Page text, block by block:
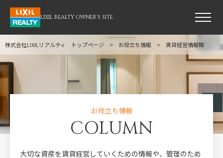
LIXIL REALTY OWNER'S SITE
株式会社LIXILリアルティ トップページ お役立ち情報 賃貸経営情報館
お役立ち情報
COLUMN
大切な資産を賃貸経営していくための情報や、管理のため